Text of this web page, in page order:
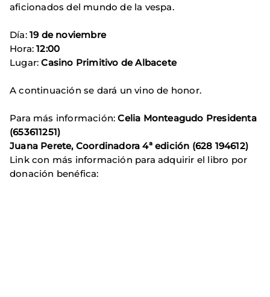
aficionados del mundo de la vespa.
Día: 19 de noviembre
Hora:12:00
Lugar:Casino Primitivo de Albacete
A continuación se dará un vino de honor.
Para más información:Celia Monteagudo Presidenta
(653611251)
Juana Perete, Coordinadora 4ª edición (628 194612)
Link con más información para adquirir el libro por
donación benéfica: